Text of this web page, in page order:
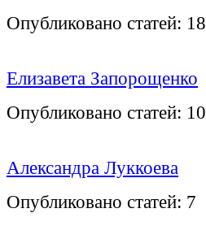
Опубликовано статей: 18
Елизавета Запорощенко
Опубликовано статей: 10
Александра Луккоева
Опубликовано статей: 7